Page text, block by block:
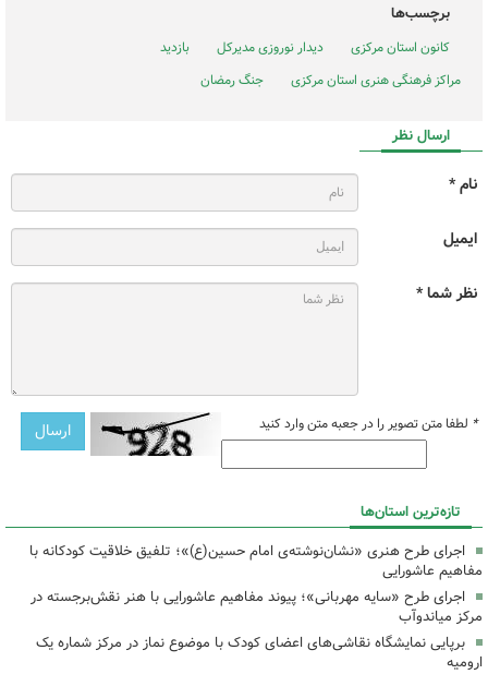
برچسب‌ها
کانون استان مرکزی دیدار نوروزی مدیرکل
بازدید
مراکز فرهنگی هنری استان مرکزی
جنگ رمضان
ارسال نظر
نام *
ایمیل
نظر شما *
* لطفا متن تصویر را در جعبه متن وارد کنید
تازه‌ترین استان‌ها
اجرای طرح هنری «نشان‌نوشته‌ی امام حسین(ع)»؛ تلفیق خلاقیت کودکانه با
مفاهیم عاشورایی
اجرای طرح «سایه مهربانی»؛ پیوند مفاهیم عاشورایی با هنر نقش‌برجسته در
مرکز میاندوآب
برپایی نمایشگاه نقاشی‌های اعضای کودک با موضوع نماز در مرکز شماره یک
ارومیه